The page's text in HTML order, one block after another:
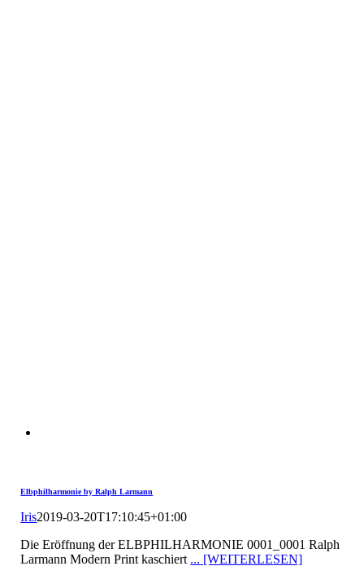
Elbphilharmonie by Ralph Larmann
Iris2019-03-20T17:10:45+01:00
Die Eröffnung der ELBPHILHARMONIE 0001_0001 Ralph
Larmann Modern Print kaschiert ... [WEITERLESEN]